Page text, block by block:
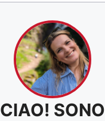
CIAO! SONO